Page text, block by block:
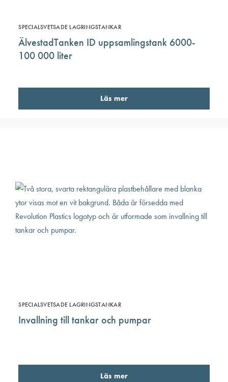
SPECIALSVETSADE LAGRINGSTANKAR
ÄlvestadTanken ID uppsamlingstank 6000-
100 000 liter
Läs mer
SPECIALSVETSADE LAGRINGSTANKAR
Invallning till tankar och pumpar
Läs mer